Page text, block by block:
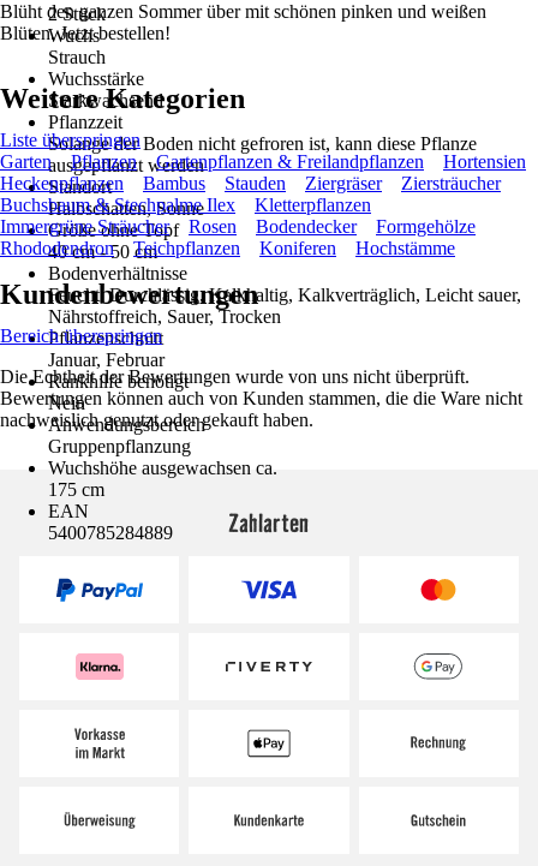
2 Stück
Wuchs
Strauch
Wuchsstärke
Starkwachsend
Pflanzzeit
Solange der Boden nicht gefroren ist, kann diese Pflanze
ausgepflanzt werden
Standort
Halbschatten, Sonne
Größe ohne Topf
40 cm - 50 cm
Bodenverhältnisse
Feucht, Durchlässig, Kalkhaltig, Kalkverträglich, Leicht sauer,
Nährstoffreich, Sauer, Trocken
Pflanzenschnitt
Januar, Februar
Rankhilfe benötigt
Nein
Anwendungsbereich
Gruppenpflanzung
Wuchshöhe ausgewachsen ca.
175 cm
EAN
5400785284889
Blüht den ganzen Sommer über mit schönen pinken und weißen
Blüten. Jetzt bestellen!
Weitere Kategorien
Liste überspringen
Garten
Pflanzen Gartenpflanzen & Freilandpflanzen
Hortensien
Heckenpflanzen
Bambus Stauden Ziergräser
Ziersträucher
Buchsbaum & Stechpalme Ilex
Kletterpflanzen
Immergrüne Sträucher
Rosen Bodendecker
Formgehölze
Rhododendron
Teichpflanzen Koniferen Hochstämme
Kundenbewertungen
Bereich überspringen
Die Echtheit der Bewertungen wurde von uns nicht überprüft.
Bewertungen können auch von Kunden stammen, die die Ware nicht
nachweislich genutzt oder gekauft haben.
Zahlarten